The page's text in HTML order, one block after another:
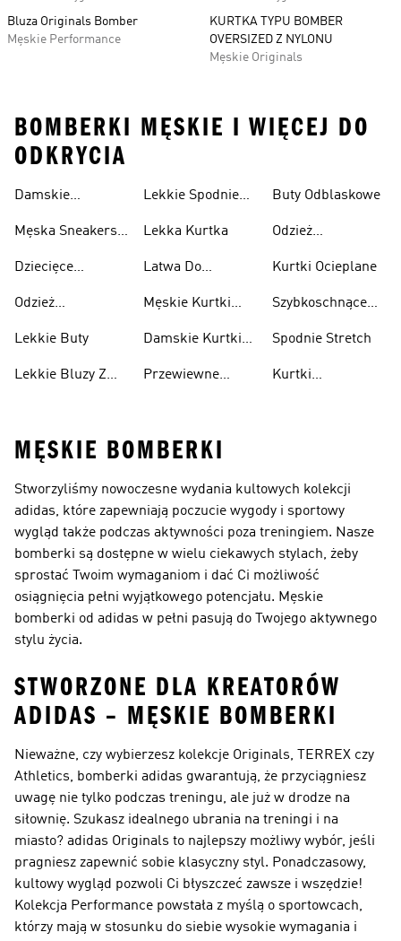
Bluza Originals Bomber
Męskie Performance
KURTKA TYPU BOMBER
OVERSIZED Z NYLONU
Męskie Originals
BOMBERKI MĘSKIE I WIĘCEJ DO
ODKRYCIA
Damskie
Przewiewne
Męska Sneakersy
Dziecięce
Przewiewne
Odzież
Lekkie Buty
Lekkie Bluzy Z
Lekkie Spodnie
Lekka Kurtka
Latwa Do
Kurtki
Męskie Kurtki
Damskie Kurtki
Przewiewne
Buty Odblaskowe
Odzież
Kurtki Ocieplane
Szybkoschnące
Spodnie Stretch
Kurtki
MĘSKIE BOMBERKI
Stworzyliśmy nowoczesne wydania kultowych kolekcji
adidas, które zapewniają poczucie wygody i sportowy
wygląd także podczas aktywności poza treningiem. Nasze
bomberki są dostępne w wielu ciekawych stylach, żeby
sprostać Twoim wymaganiom i dać Ci możliwość
osiągnięcia pełni wyjątkowego potencjału. Męskie
bomberki od adidas w pełni pasują do Twojego aktywnego
stylu życia.
STWORZONE DLA KREATORÓW
ADIDAS – MĘSKIE BOMBERKI
Nieważne, czy wybierzesz kolekcje Originals, TERREX czy
Athletics, bomberki adidas gwarantują, że przyciągniesz
uwagę nie tylko podczas treningu, ale już w drodze na
siłownię. Szukasz idealnego ubrania na treningi i na
miasto? adidas Originals to najlepszy możliwy wybór, jeśli
pragniesz zapewnić sobie klasyczny styl. Ponadczasowy,
kultowy wygląd pozwoli Ci błyszczeć zawsze i wszędzie!
Kolekcja Performance powstała z myślą o sportowcach,
którzy mają w stosunku do siebie wysokie wymagania i